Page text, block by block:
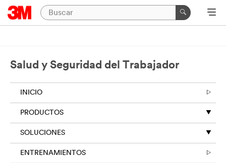
Salud y Seguridad del Trabajador
INICIO
PRODUCTOS
SOLUCIONES
ENTRENAMIENTOS